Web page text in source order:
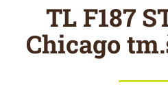
TL F187
Chicago